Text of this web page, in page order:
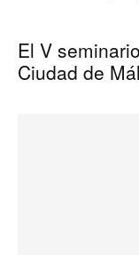
El V
Ciudad de